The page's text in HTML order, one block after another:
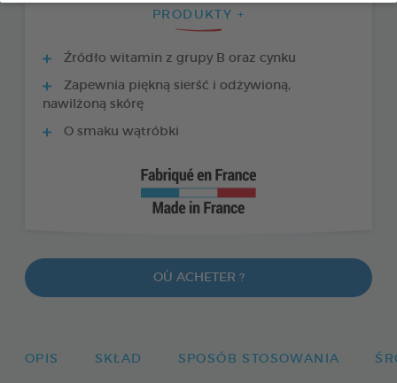
PRODUKTY +
Źródło witamin z grupy B oraz cynku
Zapewnia piękną sierść i odżywioną,
nawilżoną skórę
O smaku wątróbki
OÙ ACHETER ?
OPIS SKŁAD SPOSÓB STOSOWANIA